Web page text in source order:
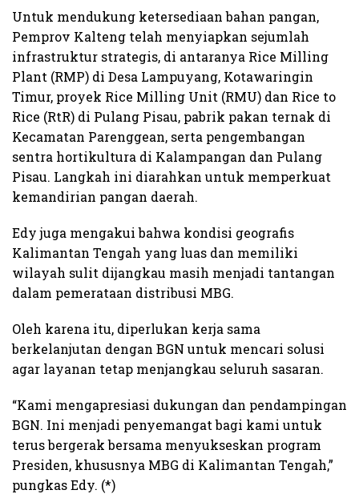
Untuk mendukung ketersediaan bahan pangan,
Pemprov Kalteng telah menyiapkan sejumlah
infrastruktur strategis, di antaranya Rice Milling
Plant (RMP) di Desa Lampuyang, Kotawaringin
Timur, proyek Rice Milling Unit (RMU) dan Rice to
Rice (RtR) di Pulang Pisau, pabrik pakan ternak di
Kecamatan Parenggean, serta pengembangan
sentra hortikultura di Kalampangan dan Pulang
Pisau. Langkah ini diarahkan untuk memperkuat
kemandirian pangan daerah.
Edy juga mengakui bahwa kondisi geografis
Kalimantan Tengah yang luas dan memiliki
wilayah sulit dijangkau masih menjadi tantangan
dalam pemerataan distribusi MBG.
Oleh karena itu, diperlukan kerja sama
berkelanjutan dengan BGN untuk mencari solusi
agar layanan tetap menjangkau seluruh sasaran.
“Kami mengapresiasi dukungan dan pendampingan
BGN. Ini menjadi penyemangat bagi kami untuk
terus bergerak bersama menyukseskan program
Presiden, khususnya MBG di Kalimantan Tengah,”
pungkas Edy. (*)